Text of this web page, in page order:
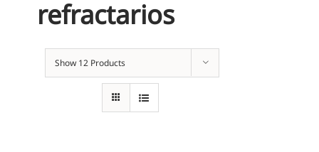
refractarios
Show 12 Products